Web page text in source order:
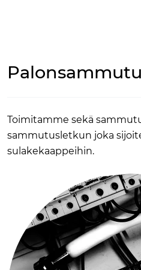
Toimitamme sekä
sammutusletkun joka
sulakekaappeihin.
MEISTÄ
YHTEYSTIEDOT
VERKKOKAUPPA